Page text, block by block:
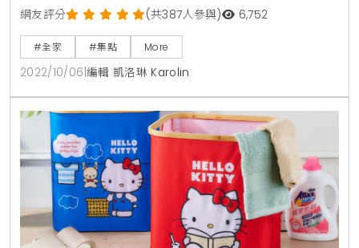
(共2款，隨機不可挑款)400點+299元、2000點+249
元2、湯姆貓吊掛收納袋400點+419元、2000點+379
元3、傑利鼠絨毛坐墊400點+499元、2000點+399元
4、絨毛磁鐵(共3款，隨機不可挑款)400點+129元、
2000點+99元5、造型擦手巾二入組400
網友評分 (共387人參與) 6,752
#全家 #集點 More
2022/10/06 編輯 凱洛琳 Karolin